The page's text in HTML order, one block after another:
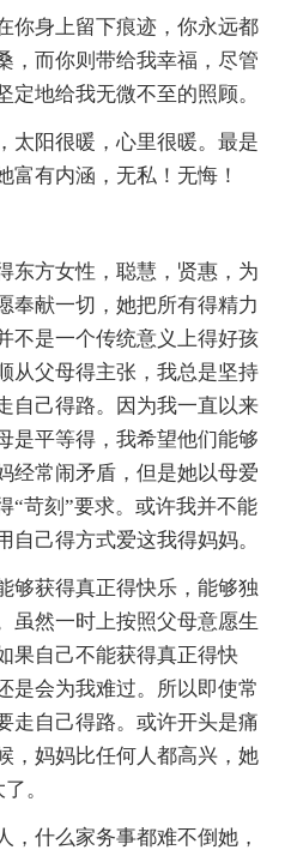
身上留下痕迹，你永远都
，而你则带给我幸福，尽管
地给我无微不至的照顾。
阳很暖，心里很暖。最是
富有内涵，无私！无悔！
方女性，聪慧，贤惠，为
奉献一切，她把所有得精力
不是一个传统意义上得好孩
从父母得主张，我总是坚持
自己得路。因为我一直以来
是平等得，我希望他们能够
经常闹矛盾，但是她以母爱
“苛刻”要求。或许我并不能
己得方式爱这我得妈妈。
获得真正得快乐，能够独
虽然一时上按照父母意愿生
果自己不能获得真正得快
是会为我难过。所以即使常
走自己得路。或许开头是痛
，妈妈比任何人都高兴，她
。
什么家务事都难不倒她，